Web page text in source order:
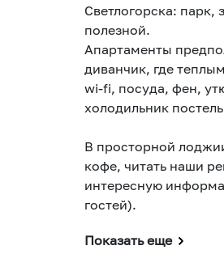
Светлогорска: парк, зеленые улицы, поэтому
полезной.
Апартаменты
диванчик, где
wi-fi, посуда, фен,
холодильник
В просторной
кофе, читать наши
интересную
гостей).
Показать еще